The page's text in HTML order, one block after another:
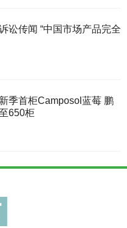
市场产品完全
季首柜Camposol蓝莓 鹏
650柜